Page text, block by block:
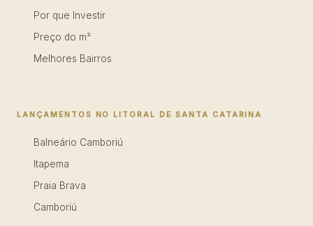
Por que Investir
Preço do m²
Melhores Bairros
LANÇAMENTOS NO LITORAL DE SANTA CATARINA
Balneário Camboriú
Itapema
Praia Brava
Camboriú